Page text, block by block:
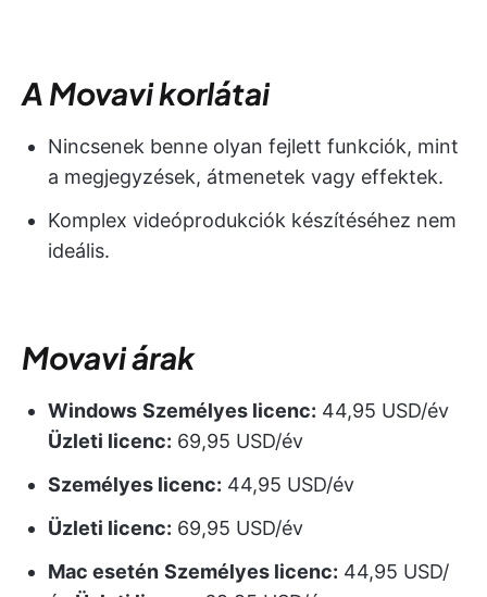
A Movavi korlátai
Nincsenek benne olyan fejlett funkciók, mint
a megjegyzések, átmenetek vagy effektek.
Komplex videóprodukciók készítéséhez nem
ideális.
Movavi árak
Windows Személyes licenc: 44,95 USD/év
Üzleti licenc: 69,95 USD/év
Személyes licenc: 44,95 USD/év
Üzleti licenc: 69,95 USD/év
Mac esetén Személyes licenc: 44,95 USD/